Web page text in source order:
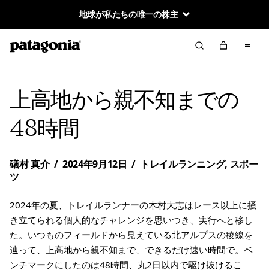
地球が私たちの唯一の株主
上高地から親不知までの
48時間
礒村 真介 / 2024年9月12日 / トレイルランニング, スポー
ツ
2024年の夏、トレイルランナーの木村大志はレース以上に掻
き立てられる個人的なチャレンジを思いつき、実行へと移し
た。いつものフィールドから見えている北アルプスの稜線を
辿って、上高地から親不知まで、できるだけ速い時間で。ベ
ンチマークにしたのは48時間、丸2日以内で駆け抜けるこ